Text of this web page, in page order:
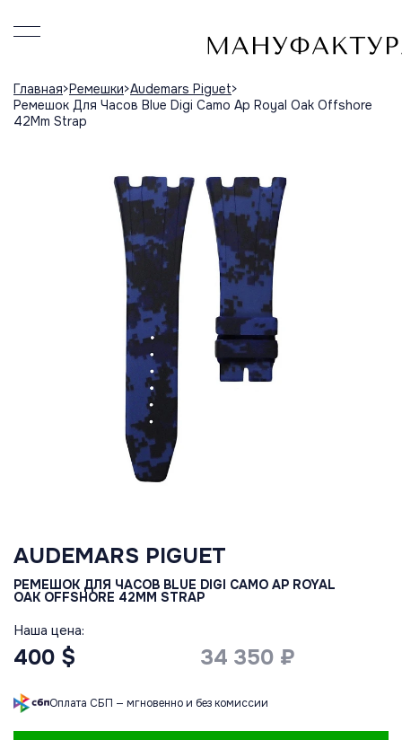
Главная Ремешки Audemars Piguet
Ремешок Для Часов Blue Digi Camo Ap Royal Oak Offshore
42Mm Strap
AUDEMARS PIGUET
РЕМЕШОК ДЛЯ ЧАСОВ BLUE DIGI CAMO AP ROYAL
OAK OFFSHORE 42MM STRAP
Наша цена:
400 $ 34 350 ₽
Оплата СБП — мгновенно и без комиссии